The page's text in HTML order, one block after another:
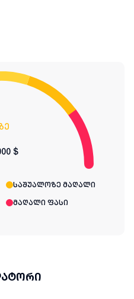
$
საშუალოზე მაღალი
მაღალი ფასი